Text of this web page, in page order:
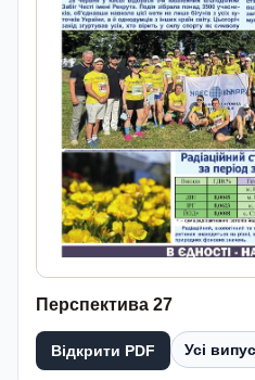
Перспектива 27
Відкрити PDF Усі